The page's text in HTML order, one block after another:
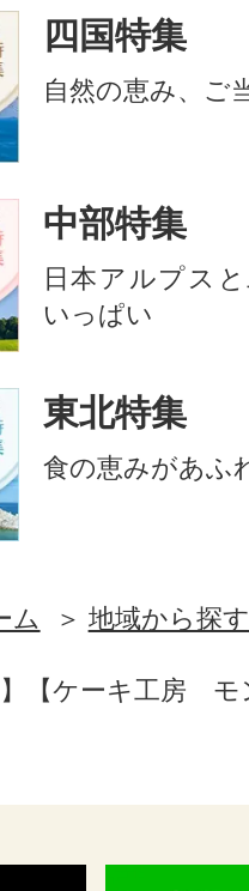
四国特集
自然の恵み、ご
中部特集
日本アルプス
いっぱい
東北特集
食の恵みがあふ
ム
地域から探す
】【ケーキ工房